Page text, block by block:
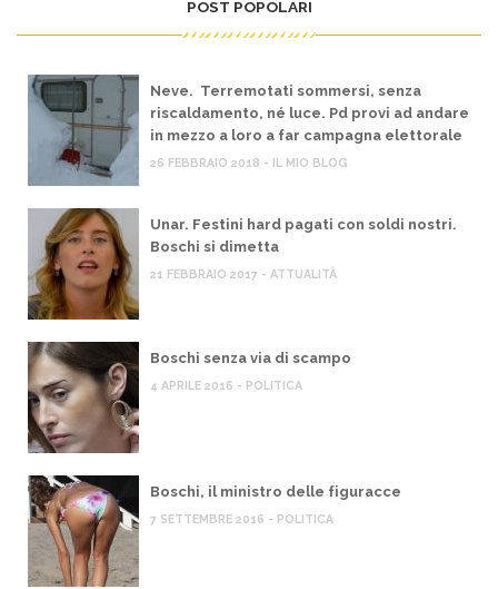
POST POPOLARI
Neve. Terremotati sommersi, senza
riscaldamento, né luce. Pd provi ad andare
in mezzo a loro a far campagna elettorale
26 FEBBRAIO 2018 - IL MIO BLOG
Unar. Festini hard pagati con soldi nostri.
Boschi si dimetta
21 FEBBRAIO 2017 - ATTUALITÀ
Boschi senza via di scampo
4 APRILE 2016 - POLITICA
Boschi, il ministro delle figuracce
7 SETTEMBRE 2016 - POLITICA